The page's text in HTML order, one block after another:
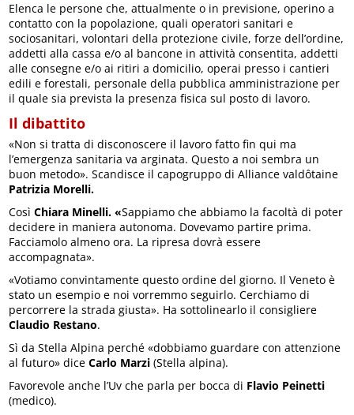
Elenca le persone che, attualmente o in previsione, operino a
contatto con la popolazione, quali operatori sanitari e
sociosanitari, volontari della protezione civile, forze dell’ordine,
addetti alla cassa e/o al bancone in attività consentita, addetti
alle consegne e/o ai ritiri a domicilio, operai presso i cantieri
edili e forestali, personale della pubblica amministrazione per
il quale sia prevista la presenza fisica sul posto di lavoro.
Il dibattito
«Non si tratta di disconoscere il lavoro fatto fin qui ma
l’emergenza sanitaria va arginata. Questo a noi sembra un
buon metodo». Scandisce il capogruppo di Alliance valdôtaine
Patrizia Morelli.
Così Chiara Minelli. «Sappiamo che abbiamo la facoltà di poter
decidere in maniera autonoma. Dovevamo partire prima.
Facciamolo almeno ora. La ripresa dovrà essere
accompagnata».
«Votiamo convintamente questo ordine del giorno. Il Veneto è
stato un esempio e noi vorremmo seguirlo. Cerchiamo di
percorrere la strada giusta». Ha sottolinearlo il consigliere
Claudio Restano.
Sì da Stella Alpina perché «dobbiamo guardare con attenzione
al futuro» diceCarlo Marzi (Stella alpina).
Favorevole anche l’Uv che parla per bocca di Flavio Peinetti
(medico).